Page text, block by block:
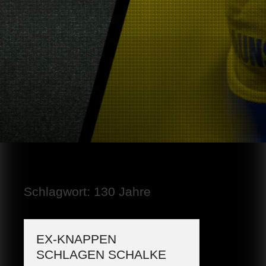
Schlagwort: 130 Jahre
EX-KNAPPEN
SCHLAGEN SCHALKE